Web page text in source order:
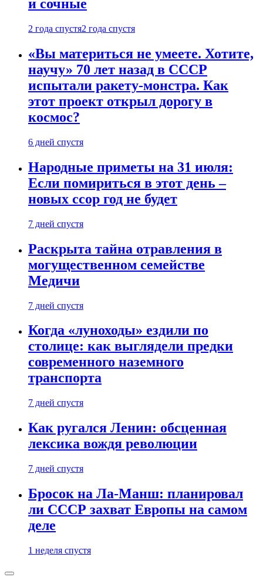
и сочные
2 года спустя2 года спустя
«Вы материться не умеете. Хотите,
научу» 70 лет назад в СССР
испытали ракету-монстра. Как
этот проект открыл дорогу в
космос?
6 дней спустя
Народные приметы на 31 июля:
Если помириться в этот день –
новых ссор год не будет
7 дней спустя
Раскрыта тайна отравления в
могущественном семействе
Медичи
7 дней спустя
Когда «луноходы» ездили по
столице: как выглядели предки
современного наземного
транспорта
7 дней спустя
Как ругался Ленин: обсценная
лексика вождя революции
7 дней спустя
Бросок на Ла-Манш: планировал
ли СССР захват Европы на самом
деле
1 неделя спустя